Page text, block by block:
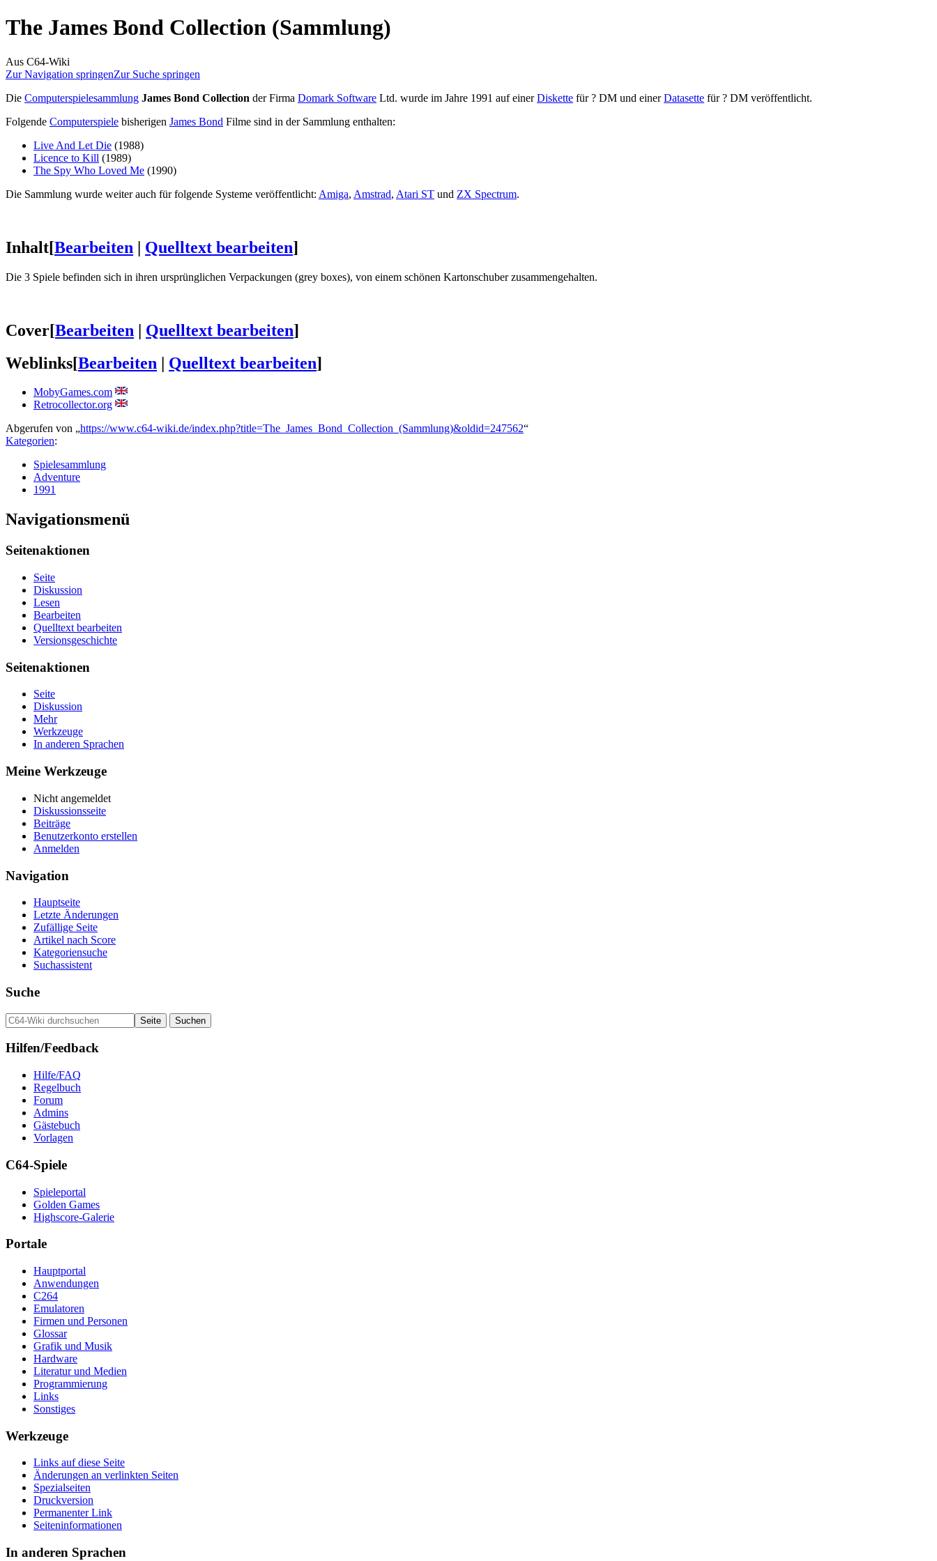
The James Bond Collection (Sammlung)
Aus C64-Wiki
Zur Navigation springenZur Suche springen
Die Computerspielesammlung James Bond Collection der Firma Domark Software Ltd. wurde im Jahre 1991 auf einerDiskette für ? DM und einerDatasette für ? DM veröffentlicht.
Folgende Computerspiele bisherigen James Bond Filme sind in der Sammlung enthalten:
Live And Let Die (1988)
Licence to Kill (1989)
The Spy Who Loved Me (1990)
Die Sammlung wurde weiter auch für folgende Systeme veröffentlicht: Amiga, Amstrad, Atari ST und ZX Spectrum.
Inhalt[Bearbeiten | Quelltext bearbeiten]
Die 3 Spiele befinden sich in ihren ursprünglichen Verpackungen (grey boxes), von einem schönen Kartonschuber zusammengehalten.
Cover[Bearbeiten | Quelltext bearbeiten]
Weblinks[Bearbeiten | Quelltext bearbeiten]
MobyGames.com
Retrocollector.org
Abgerufen von „https://www.c64-wiki.de/index.php?title=The_James_Bond_Collection_(Sammlung)&oldid=247562“
Kategorien:
Spielesammlung
Adventure
1991
Navigationsmenü
Seitenaktionen
Seite
Diskussion
Lesen
Bearbeiten
Quelltext bearbeiten
Versionsgeschichte
Seitenaktionen
Seite
Diskussion
Mehr
Werkzeuge
In anderen Sprachen
Meine Werkzeuge
Nicht angemeldet
Diskussionsseite
Beiträge
Benutzerkonto erstellen
Anmelden
Navigation
Hauptseite
Letzte Änderungen
Zufällige Seite
Artikel nach Score
Kategoriensuche
Suchassistent
Suche
Hilfen/Feedback
Hilfe/FAQ
Regelbuch
Forum
Admins
Gästebuch
Vorlagen
C64-Spiele
Spieleportal
Golden Games
Highscore-Galerie
Portale
Hauptportal
Anwendungen
C264
Emulatoren
Firmen und Personen
Glossar
Grafik und Musik
Hardware
Literatur und Medien
Programmierung
Links
Sonstiges
Werkzeuge
Links auf diese Seite
Änderungen an verlinkten Seiten
Spezialseiten
Druckversion
Permanenter Link
Seiten­­informationen
In anderen Sprachen